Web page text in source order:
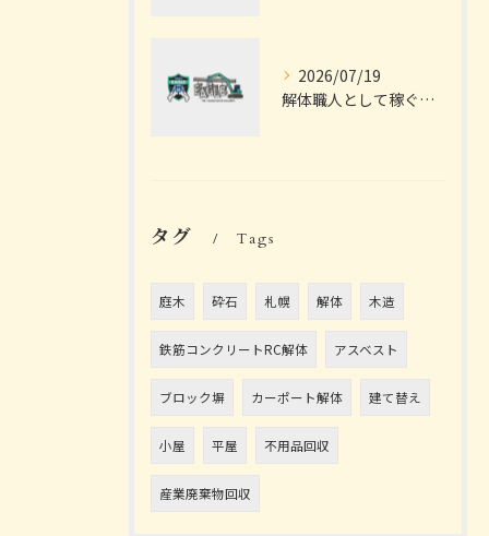
2026/07/19
解体職人として稼ぐためのキャリアと資格取得・高収入への実践ガイド
タグ Tags
庭木 砕石 札幌 解体 木造
鉄筋コンクリートRC解体 アスベスト
ブロック塀 カーポート解体 建て替え
小屋 平屋 不用品回収
産業廃棄物回収